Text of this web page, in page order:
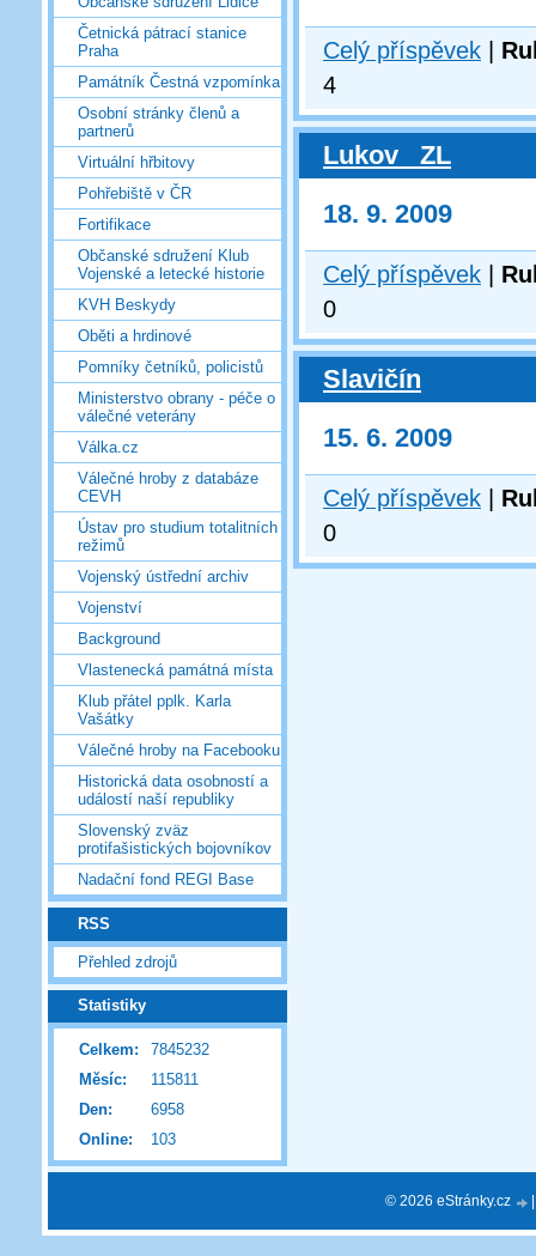
Četnická pátrací stanice
Praha
Památník Čestná vzpomínka
Osobní stránky členů a
partnerů
Virtuální hřbitovy
Pohřebiště v ČR
Fortifikace
Občanské sdružení Klub
Vojenské a letecké historie
KVH Beskydy
Oběti a hrdinové
Pomníky četníků, policistů
Ministerstvo obrany - péče o
válečné veterány
Válka.cz
Válečné hroby z databáze
CEVH
Ústav pro studium totalitních
režimů
Vojenský ústřední archiv
Vojenství
Background
Vlastenecká památná místa
Klub přátel pplk. Karla
Vašátky
Válečné hroby na Facebooku
Historická data osobností a
událostí naší republiky
Slovenský zväz
protifašistických bojovníkov
Nadační fond REGI Base
RSS
Přehled zdrojů
Statistiky
Online: 103
Celkem:
7845232
Měsíc:
115811
Den:
6958
Celý příspěvek
4
Lukov _ZL
18. 9. 2009
Celý příspěvek
0
Slavičín
15. 6. 2009
Celý příspěvek
0
© 2026 eStránky.cz